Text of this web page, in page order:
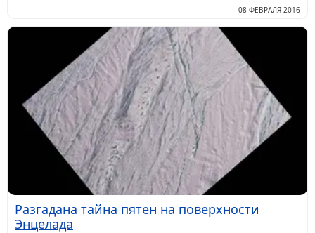
08 ФЕВРАЛЯ 2016
Разгадана тайна пятен на поверхности
Энцелада